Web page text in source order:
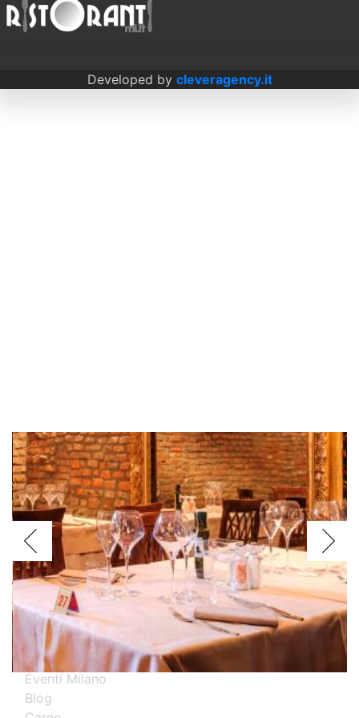
Argentini Brasiliani Cinesi
Giapponesi Spagnoli Thailandesi
Calabresi Campani Emiliani Liguri
Milanesi Piemontesi Pugliesi Romani
Toscani
Prova i nostri migliori ristoranti specializzati
Eventi Milano
Blog
Developed by cleveragency.it